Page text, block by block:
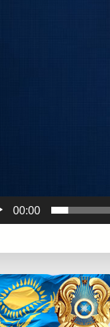
00:00